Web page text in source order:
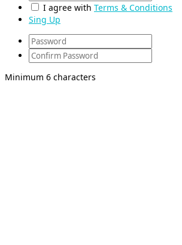
I agree with Terms & Conditions
Sing Up
Minimum 6 characters